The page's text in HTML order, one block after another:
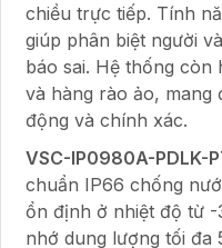
chiều trực tiếp. Tính
giúp phân biệt người
báo sai. Hệ thống còn
và hàng rào ảo, mang
động và chính xác.
VSC-IP0980A-PDLK-
chuẩn IP66 chống
ổn định ở nhiệt độ từ -
nhớ dung lượng tối đa